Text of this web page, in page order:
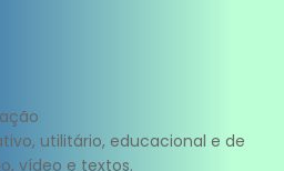
utilitário, educacional e de
vídeo e textos.